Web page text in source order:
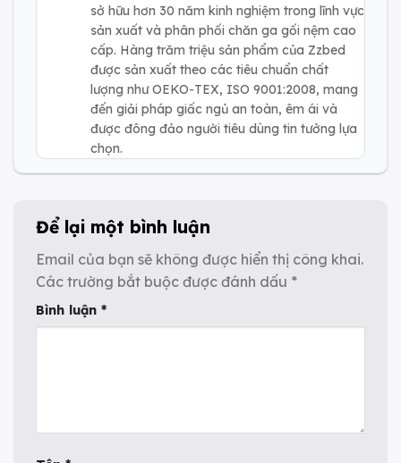
sở hữu hơn 30 năm kinh nghiệm trong lĩnh vực
sản xuất và phân phối chăn ga gối nệm cao
cấp. Hàng trăm triệu sản phẩm của Zzbed
được sản xuất theo các tiêu chuẩn chất
lượng như OEKO-TEX, ISO 9001:2008, mang
đến giải pháp giấc ngủ an toàn, êm ái và
được đông đảo người tiêu dùng tin tưởng lựa
chọn.
Để lại một bình luận
Email của bạn sẽ không được hiển thị công khai.
Các trường bắt buộc được đánh dấu *
Bình luận *